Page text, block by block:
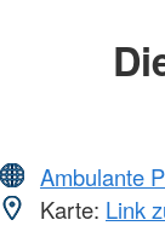
Ambulante
Karte: Link